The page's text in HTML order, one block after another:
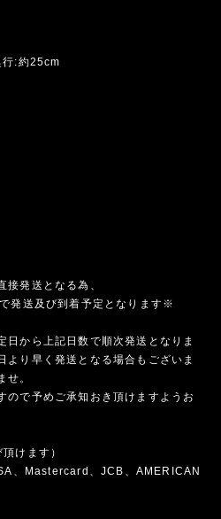
:約25cm
接発送となる為、
発送及び到着予定となります※
から上記日数で順次発送となりま
より早く発送となる場合もございま
せ。
ので予めご承知おき頂けますようお
けます）
、Mastercard、JCB、AMERICAN